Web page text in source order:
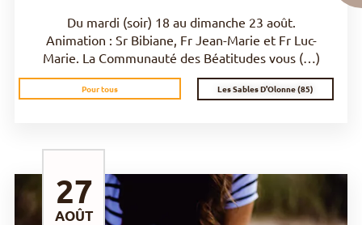
Du mardi (soir) 18 au dimanche 23 août.
Animation : Sr Bibiane, Fr Jean-Marie et Fr Luc-
Marie. La Communauté des Béatitudes vous (…)
Pour tous Les Sables D'Olonne (85)
AOÛT
27